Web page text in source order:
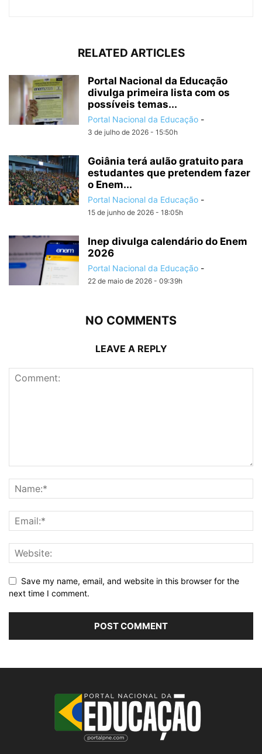
RELATED ARTICLES
Portal Nacional da Educação
divulga primeira lista com os
possíveis temas...
Portal Nacional da Educação -
3 de julho de 2026 - 15:50h
Goiânia terá aulão gratuito para
estudantes que pretendem fazer
o Enem...
Portal Nacional da Educação -
15 de junho de 2026 - 18:05h
Inep divulga calendário do Enem
2026
Portal Nacional da Educação -
22 de maio de 2026 - 09:39h
NO COMMENTS
LEAVE A REPLY
Save my name, email, and website in this browser for the
next time I comment.